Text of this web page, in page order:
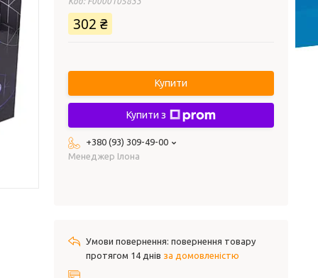
302 ₴
Купити
Купити з
+380 (93) 309-49-00
Менеджер Ілона
повернення товару
протягом 14 днів за домовленістю